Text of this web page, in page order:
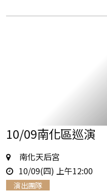
10/09南化區巡演
地
點
南化天后宮
時
間
10/09(四) 上午12:00
演出團隊